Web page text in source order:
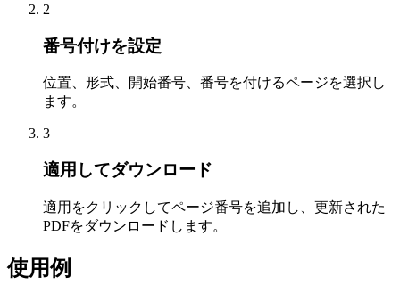
2
番号付けを設定
位置、形式、開始番号、番号を付けるページを選択し
ます。
3
適用してダウンロード
適用をクリックしてページ番号を追加し、更新された
PDFをダウンロードします。
使用例